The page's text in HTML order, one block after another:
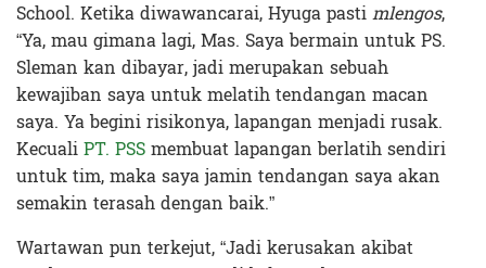
School. Ketika diwawancarai, Hyuga pastimlengos,
“Ya, mau gimana lagi, Mas. Saya bermain untuk PS.
Sleman kan dibayar, jadi merupakan sebuah
kewajiban saya untuk melatih tendangan macan
saya. Ya begini risikonya, lapangan menjadi rusak.
KecualiPT. PSSmembuat lapangan berlatih sendiri
untuk tim, maka saya jamin tendangan saya akan
semakin terasah dengan baik.”
Wartawan pun terkejut, “Jadi kerusakan akibat